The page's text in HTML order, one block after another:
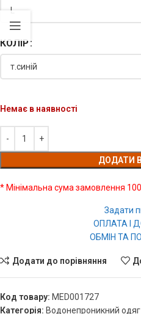
КОЛІР
Немає в наявності
ДОДАТИ
* Мінімальна сума замовлення
Задати
ОПЛАТА І
ОБМІН ТА
Додати до порівняння
Код товару: MED001727
Категорія: Водонепроникний одяг